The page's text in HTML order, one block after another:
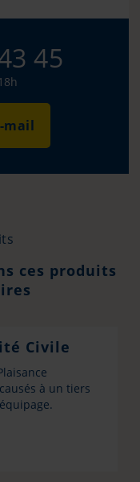
45
mail
ces produits
Civile
à un tiers